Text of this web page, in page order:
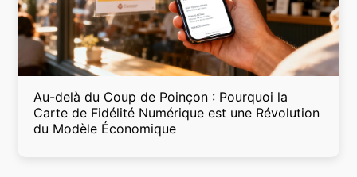
Au-delà du Coup de Poinçon : Pourquoi la
Carte de Fidélité Numérique est une Révolution
du Modèle Économique